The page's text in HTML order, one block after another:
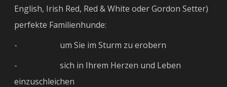
English, Irish Red, Red & White oder Gordon Setter)
perfekte Familienhunde:
- um Sie im Sturm zu erobern
- sich in Ihrem Herzen und Leben
einzuschleichen